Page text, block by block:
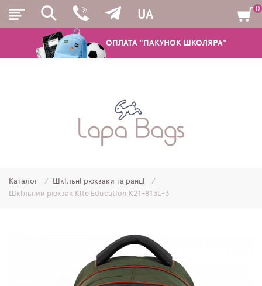
ОПЛАТА "ПАКУНОК ШКОЛЯРА"
UA
ШКІЛЬНІ РЮКЗАКИ ТА РАНЦІ
МОЛОДІЖНІ РЮКЗАКИ
ПЛЯШКИ ДЛЯ ВОДИ
0
Каталог
Шкільні рюкзаки та ранці
Шкільний рюкзак Kite Education K21-813L-3